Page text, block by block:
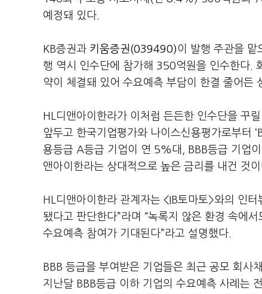
예정돼 있다.
KB증권과 키움증권(039490)이 발행 주관을
행 역시 인수단에 참가해 350억원을 인수한다.
약이 체결돼 있어 수요예측 부담이 한결 줄어든
HL디앤아이한라가 이처럼 든든한 인수단을 꾸
앞두고 한국기업평가와 나이스신용평가로부터
용등급 A등급 기업이 연 5%대, BBB등급 기업
앤아이한라는 상대적으로 높은 금리를 내건 것이
HL디앤아이한라 관계자는 <IB토마토>와의 인
됐다고 판단한다”라며 “녹록지 않은 환경 속에
수요예측 참여가 기대된다”라고 설명했다.
BBB 등급을 부여받은 기업들은 최근 공모 회사
지난달 BBB등급 이하 기업의 수요예측 사례는